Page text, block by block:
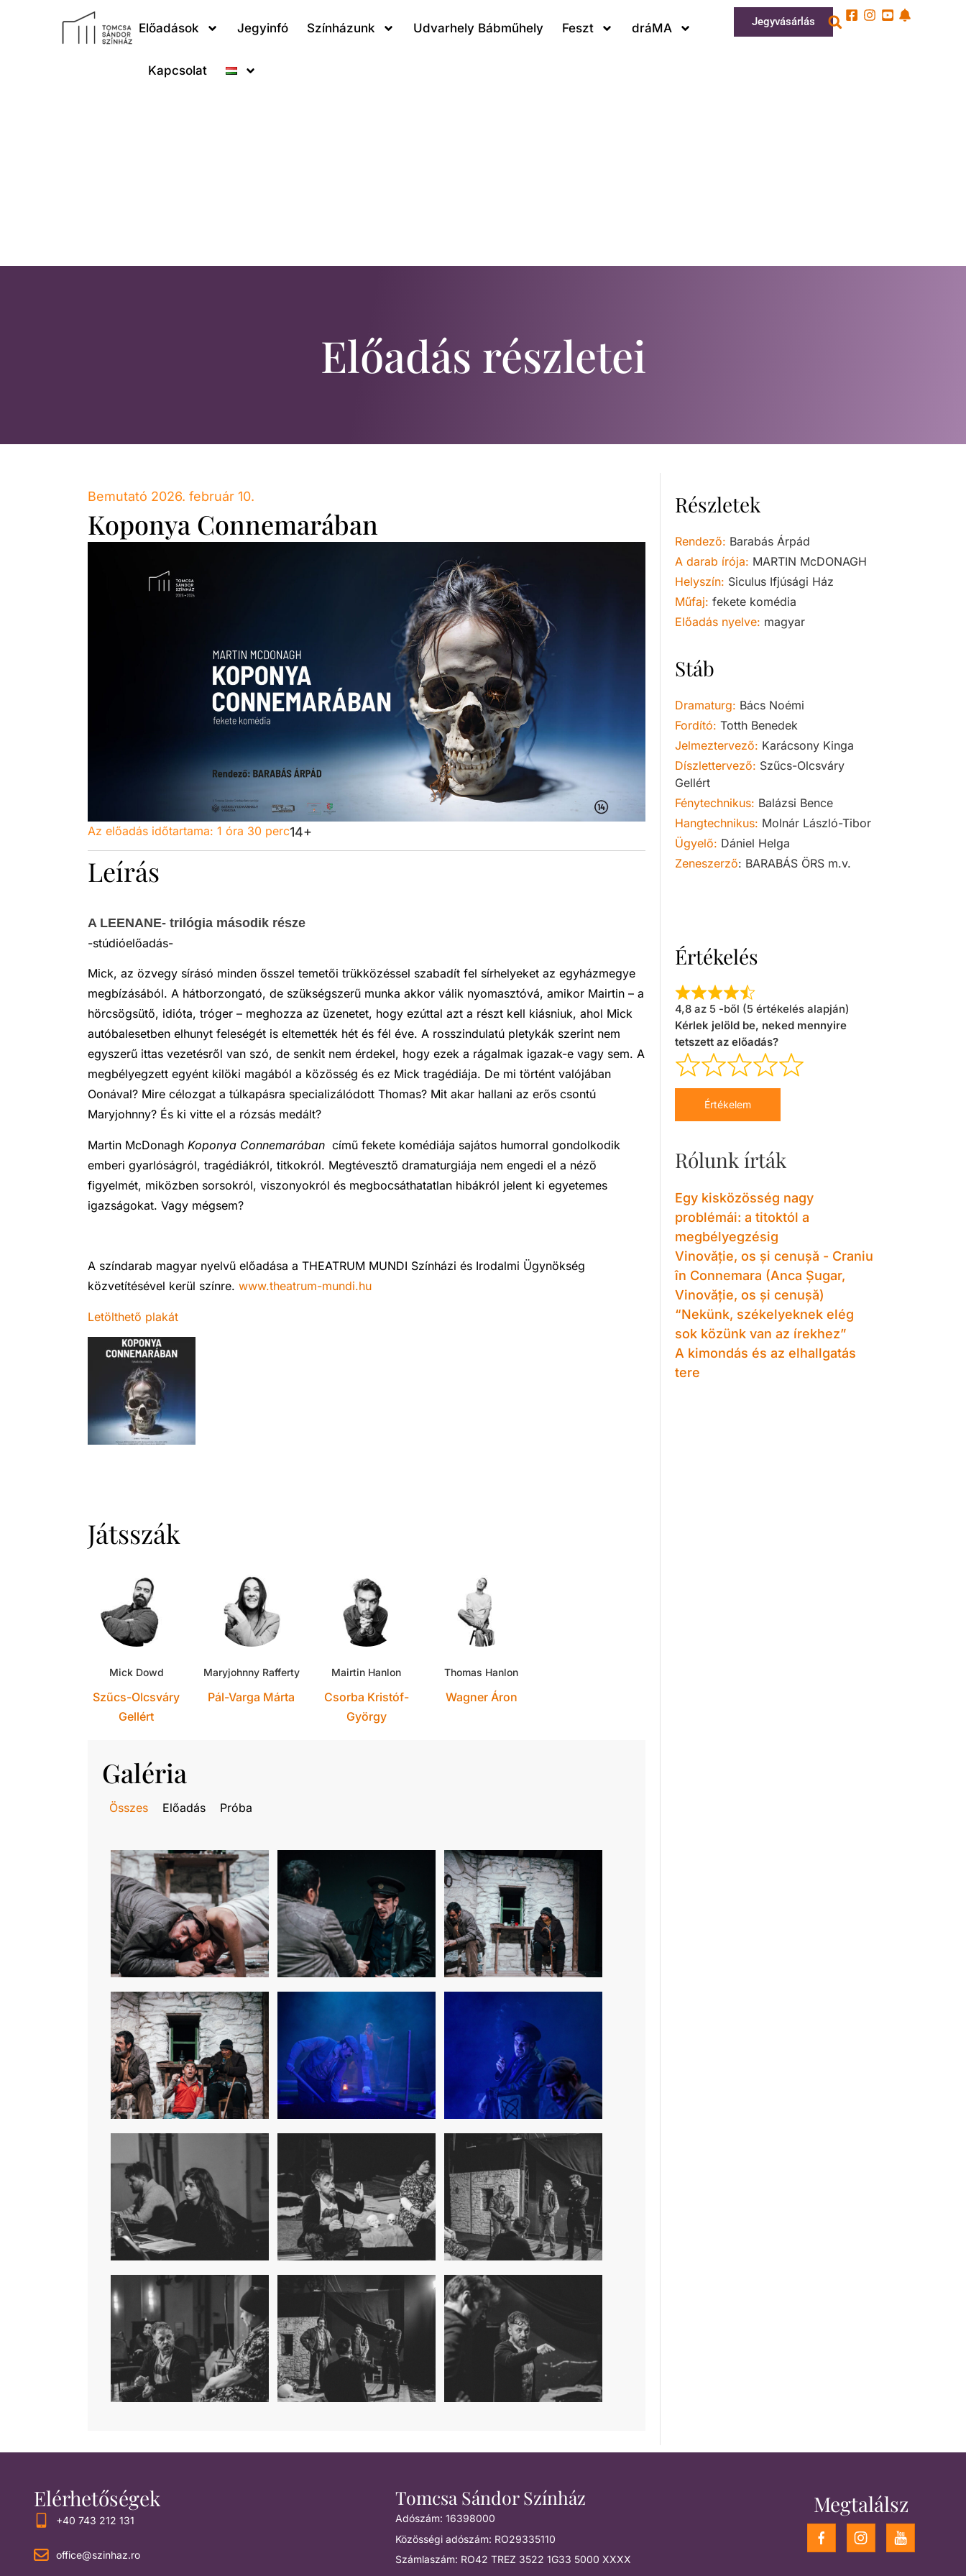
Előadások Jegyinfó Színházunk Udvarhely Bábműhely Feszt dráMA
Kapcsolat
Jegyvásárlás
Előadás részletei
Bemutató 2026. február 10.
Koponya Connemarában
Az előadás időtartama: 1 óra 30 perc14+
Leírás
A LEENANE- trilógia második része
-stúdióelőadás-
Mick, az özvegy sírásó minden ősszel temetői trükközéssel szabadít fel sírhelyeket az egyházmegye
megbízásából. A hátborzongató, de szükségszerű munka akkor válik nyomasztóvá, amikor Mairtin – a
hörcsögsütő, idióta, tróger – meghozza az üzenetet, hogy ezúttal azt a részt kell kiásniuk, ahol Mick
autóbalesetben elhunyt feleségét is eltemették hét és fél éve. A rosszindulatú pletykák szerint nem
egyszerű ittas vezetésről van szó, de senkit nem érdekel, hogy ezek a rágalmak igazak-e vagy sem. A
megbélyegzett egyént kilöki magából a közösség és ez Mick tragédiája. De mi történt valójában
Oonával? Mire célozgat a túlkapásra specializálódott Thomas? Mit akar hallani az erős csontú
Maryjohnny? És ki vitte el a rózsás medált?
Martin McDonagh Koponya Connemarában című fekete komédiája sajátos humorral gondolkodik
emberi gyarlóságról, tragédiákról, titkokról. Megtévesztő dramaturgiája nem engedi el a néző
figyelmét, miközben sorsokról, viszonyokról és megbocsáthatatlan hibákról jelent ki egyetemes
igazságokat. Vagy mégsem?
A színdarab magyar nyelvű előadása a THEATRUM MUNDI Színházi és Irodalmi Ügynökség
közvetítésével kerül színre. www.theatrum-mundi.hu
Letölthető plakát
Játsszák
Mick Dowd
Szűcs-Olcsváry
Gellért
Maryjohnny Rafferty
Pál-Varga Márta
Mairtin Hanlon
Csorba Kristóf-
György
Thomas Hanlon
Wagner Áron
Galéria
Összes Előadás Próba
Részletek
Rendező: Barabás Árpád
A darab írója: MARTIN McDONAGH
Helyszín: Siculus Ifjúsági Ház
Műfaj: fekete komédia
Előadás nyelve: magyar
Stáb
Dramaturg: Bács Noémi
Fordító: Totth Benedek
Jelmeztervező: Karácsony Kinga
Díszlettervező: Szűcs-Olcsváry
Gellért
Fénytechnikus: Balázsi Bence
Hangtechnikus: Molnár László-Tibor
Ügyelő: Dániel Helga
Zeneszerző: BARABÁS ÖRS m.v.
Értékelés
4,8 az 5 -ből (5 értékelés alapján)
Kérlek jelöld be, neked mennyire
tetszett az előadás?
Értékelem
Rólunk írták
Egy kisközösség nagy
problémái: a titoktól a
megbélyegzésig
Vinovăție, os și cenușă - Craniu
în Connemara (Anca Șugar,
Vinovăție, os și cenușă)
“Nekünk, székelyeknek elég
sok közünk van az írekhez”
A kimondás és az elhallgatás
tere
Elérhetőségek
+40 743 212 131
office@szinhaz.ro
Tomcsa Sándor Színház
Adószám: 16398000
Közösségi adószám: RO29335110
Számlaszám: RO42 TREZ 3522 1G33 5000 XXXX
Megtalálsz